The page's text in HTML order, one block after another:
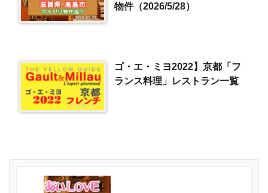
物件（2026/5/28）
ゴ・エ・ミヨ2022】京都「フ
ランス料理」レストラン一覧